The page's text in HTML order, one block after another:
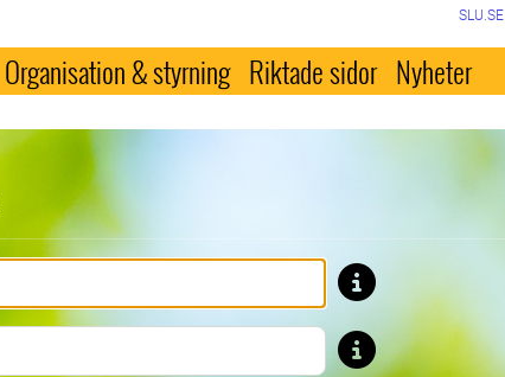
SLU.SE
Organisation & styrning Riktade sidor Nyheter
Förnamn
Efternamn